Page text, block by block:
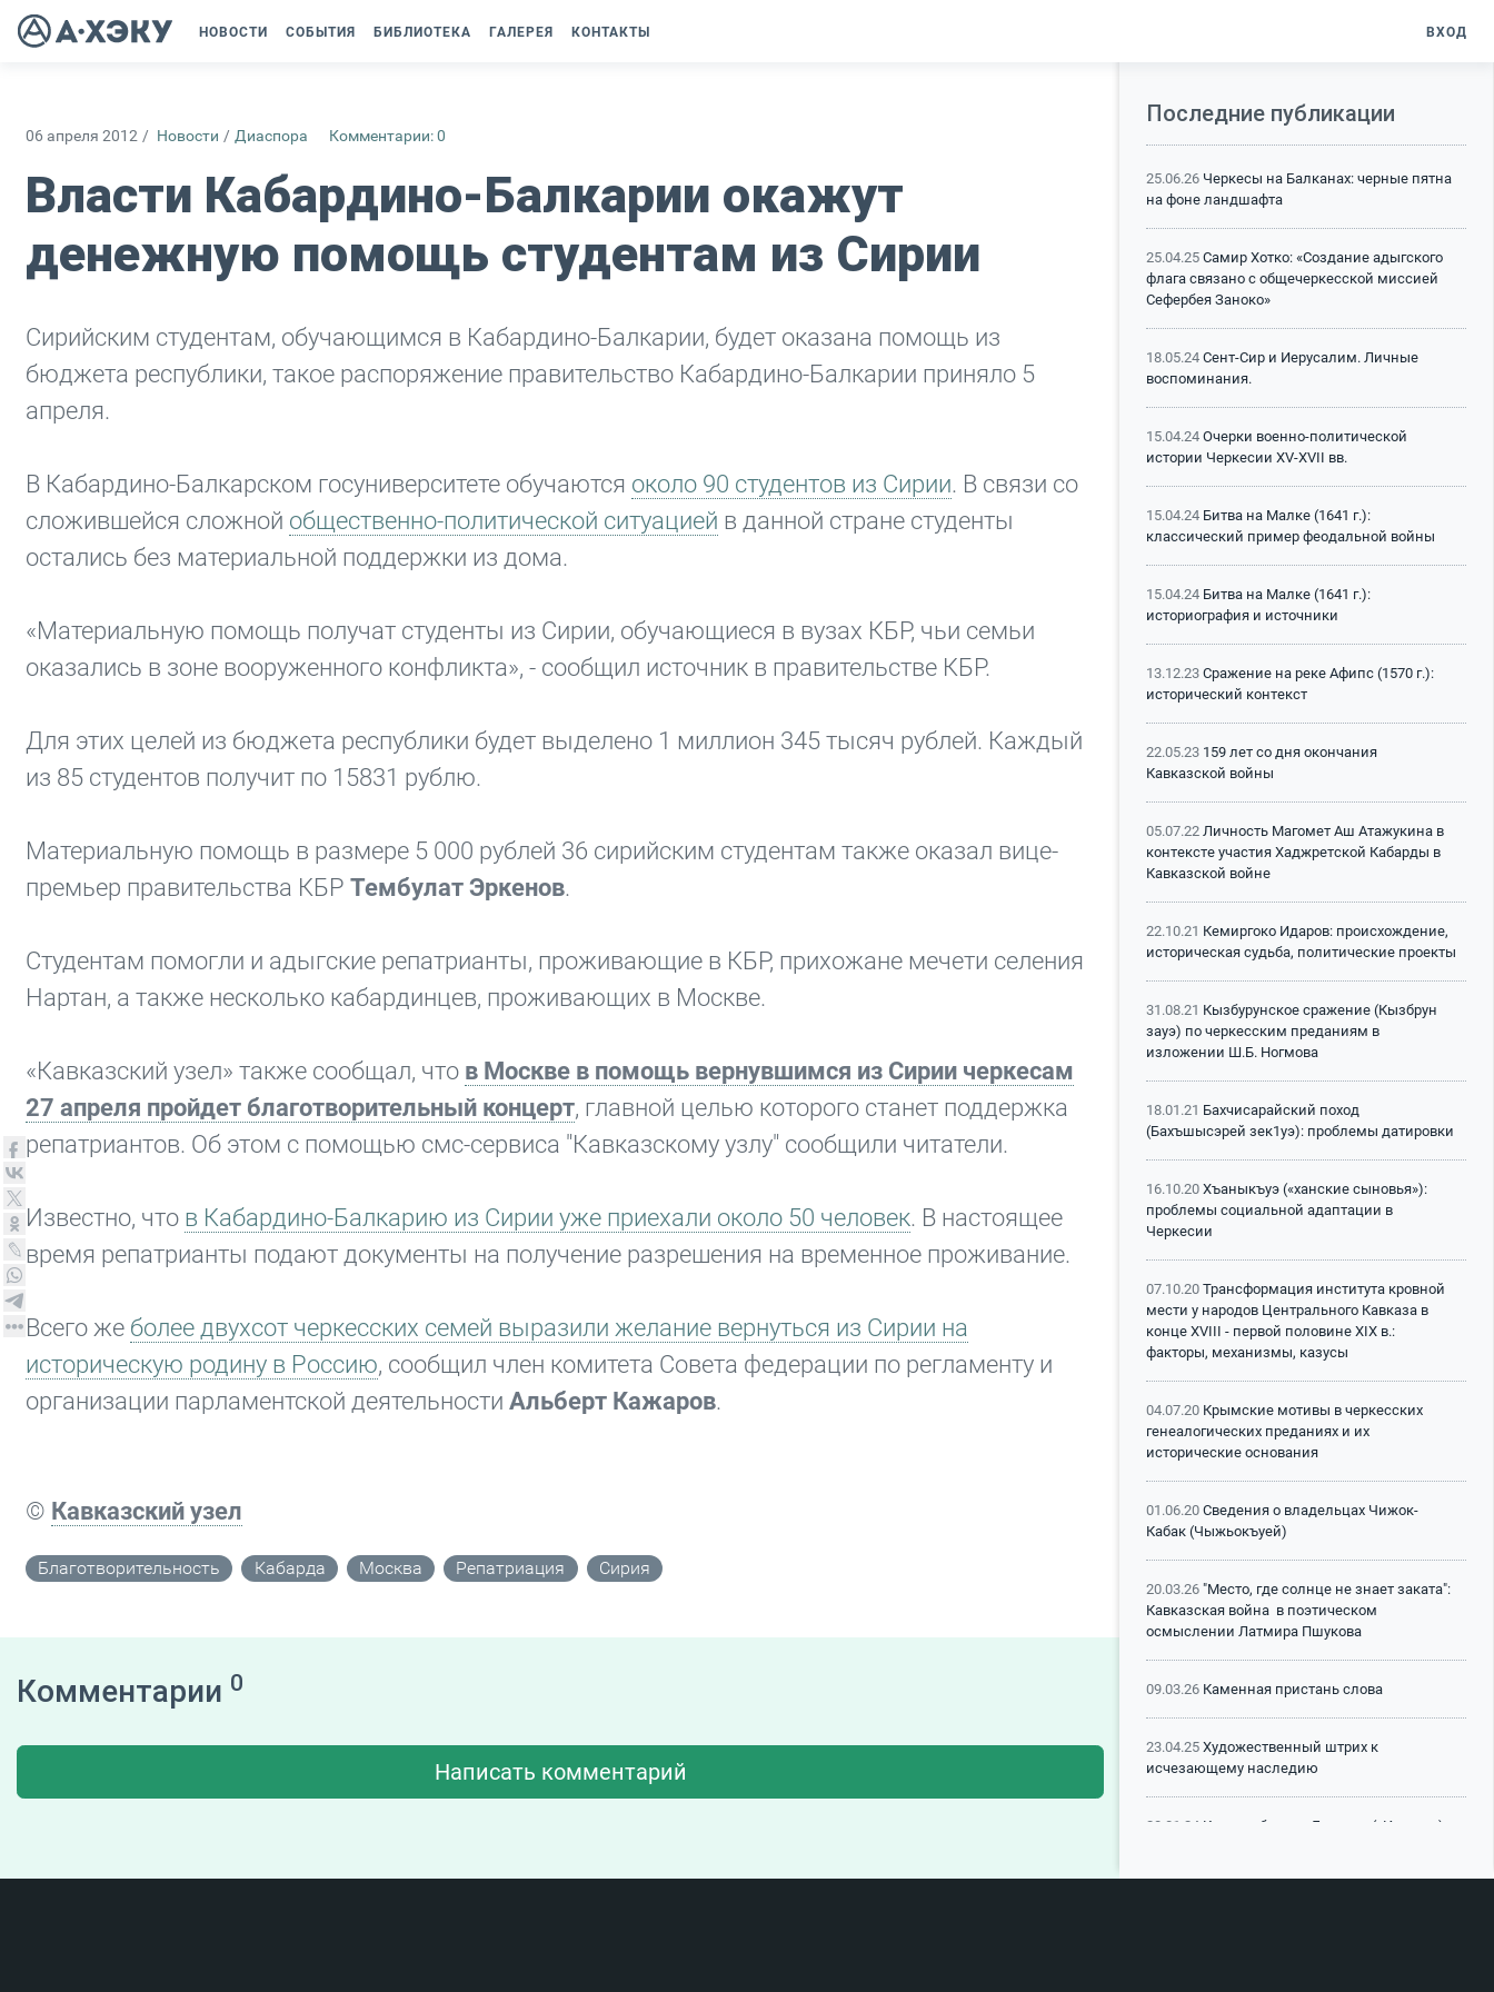
НОВОСТИ СОБЫТИЯ БИБЛИОТЕКА ГАЛЕРЕЯ КОНТАКТЫ ВХОД
06 апреля 2012 / Новости / Диаспора Комментарии: 0
Власти Кабардино-Балкарии окажут
денежную помощь студентам из Сирии
Сирийским студентам, обучающимся в Кабардино-Балкарии, будет оказана помощь из
бюджета республики, такое распоряжение правительство Кабардино-Балкарии приняло 5
апреля.
В Кабардино-Балкарском госуниверситете обучаются около 90 студентов из Сирии. В связи со
сложившейся сложной общественно-политической ситуацией в данной стране студенты
остались без материальной поддержки из дома.
«Материальную помощь получат студенты из Сирии, обучающиеся в вузах КБР, чьи семьи
оказались в зоне вооруженного конфликта», - сообщил источник в правительстве КБР.
Для этих целей из бюджета республики будет выделено 1 миллион 345 тысяч рублей. Каждый
из 85 студентов получит по 15831 рублю.
Материальную помощь в размере 5 000 рублей 36 сирийским студентам также оказал вице-
премьер правительства КБР Тембулат Эркенов.
Студентам помогли и адыгские репатрианты, проживающие в КБР, прихожане мечети селения
Нартан, а также несколько кабардинцев, проживающих в Москве.
«Кавказский узел» также сообщал, что в Москве в помощь вернувшимся из Сирии черкесам
27 апреля пройдет благотворительный концерт, главной целью которого станет поддержка
репатриантов. Об этом с помощью смс-сервиса "Кавказскому узлу" сообщили читатели.
Известно, что в Кабардино-Балкарию из Сирии уже приехали около 50 человек. В настоящее
время репатрианты подают документы на получение разрешения на временное проживание.
Всего же более двухсот черкесских семей выразили желание вернуться из Сирии на
историческую родину в Россию, сообщил член комитета Совета федерации по регламенту и
организации парламентской деятельности Альберт Кажаров.
© Кавказский узел
Благотворительность Кабарда Москва Репатриация Сирия
Комментарии 0
Написать комментарий
Последние публикации
25.06.26 Черкесы на Балканах: черные пятна
на фоне ландшафта
25.04.25 Самир Хотко: «Создание адыгского
флага связано с общечеркесской миссией
Сефербея Заноко»
18.05.24 Сент-Сир и Иерусалим. Личные
воспоминания.
15.04.24 Очерки военно-политической
истории Черкесии XV-XVII вв.
15.04.24 Битва на Малке (1641 г.):
классический пример феодальной войны
15.04.24 Битва на Малке (1641 г.):
историография и источники
13.12.23 Сражение на реке Афипс (1570 г.):
исторический контекст
22.05.23 159 лет со дня окончания
Кавказской войны
05.07.22 Личность Магомет Аш Атажукина в
контексте участия Хаджретской Кабарды в
Кавказской войне
22.10.21 Кемиргоко Идаров: происхождение,
историческая судьба, политические проекты
31.08.21 Кызбурунское сражение (Кызбрун
зауэ) по черкесским преданиям в
изложении Ш.Б. Ногмова
18.01.21 Бахчисарайский поход
(Бахъшысэрей зек1уэ): проблемы датировки
16.10.20 Хъаныкъуэ («ханские сыновья»):
проблемы социальной адаптации в
Черкесии
07.10.20 Трансформация института кровной
мести у народов Центрального Кавказа в
конце XVIII - первой половине XIX в.:
факторы, механизмы, казусы
04.07.20 Крымские мотивы в черкесских
генеалогических преданиях и их
исторические основания
01.06.20 Сведения о владельцах Чижок-
Кабак (Чыжьокъуей)
20.03.26 "Место, где солнце не знает заката":
Кавказская война в поэтическом
осмыслении Латмира Пшукова
09.03.26 Каменная пристань слова
23.04.25 Художественный штрих к
исчезающему наследию
28.01.24 Книга-юбиляр «Лъапсэ» («Истоки»)